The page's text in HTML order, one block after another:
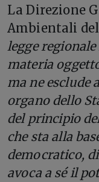
La Direzione
Ambientali del
legge
materia
ma ne esclude
organo dello
del principio
che sta alla
democratico,
avoca a sé il